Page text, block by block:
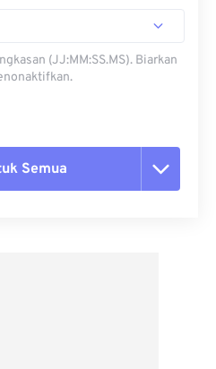
(JJ:MM:SS.MS). Biarkan
Semua